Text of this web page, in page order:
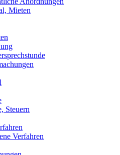
Mieten
Steuern
Verfahren